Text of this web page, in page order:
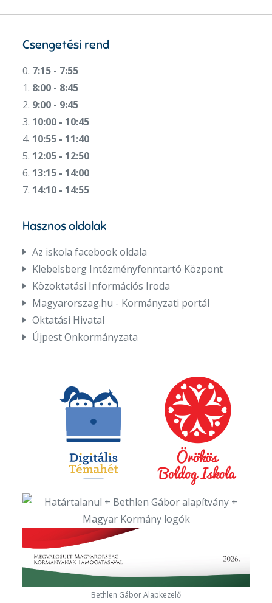
Csengetési rend
0. 7:15 - 7:55
1. 8:00 - 8:45
2. 9:00 - 9:45
3. 10:00 - 10:45
4. 10:55 - 11:40
5. 12:05 - 12:50
6. 13:15 - 14:00
7. 14:10 - 14:55
Hasznos oldalak
Az iskola facebook oldala
Klebelsberg Intézményfenntartó Központ
Közoktatási Információs Iroda
Magyarorszag.hu - Kormányzati portál
Oktatási Hivatal
Újpest Önkormányzata
Bethlen Gábor Alapkezelő